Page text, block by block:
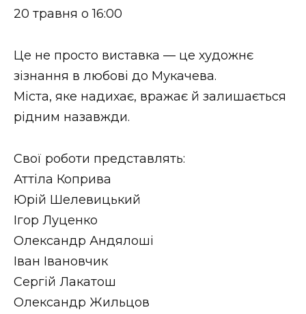
ФОТО
ВІДЕО
20 травня о 16:00
Це не просто виставка — це художнє
зізнання в любові до Мукачева.
Міста, яке надихає, вражає й залишається
рідним назавжди.
Свої роботи представлять:
Аттіла Коприва
Юрій Шелевицький
Ігор Луценко
Олександр Андялоші
Іван Івановчик
Сергій Лакатош
Олександр Жильцов